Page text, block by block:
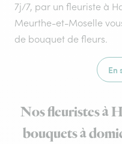
7j/7, par un fleuriste à
Meurthe-et-Moselle
de bouquet de fleurs.
En
Nos fleuristes à
bouquets à